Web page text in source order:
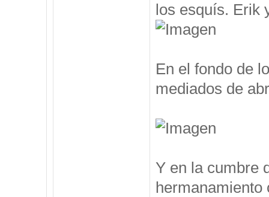
los esquís. Erik
En el fondo de
mediados de
Y en la cumbre
hermanamiento